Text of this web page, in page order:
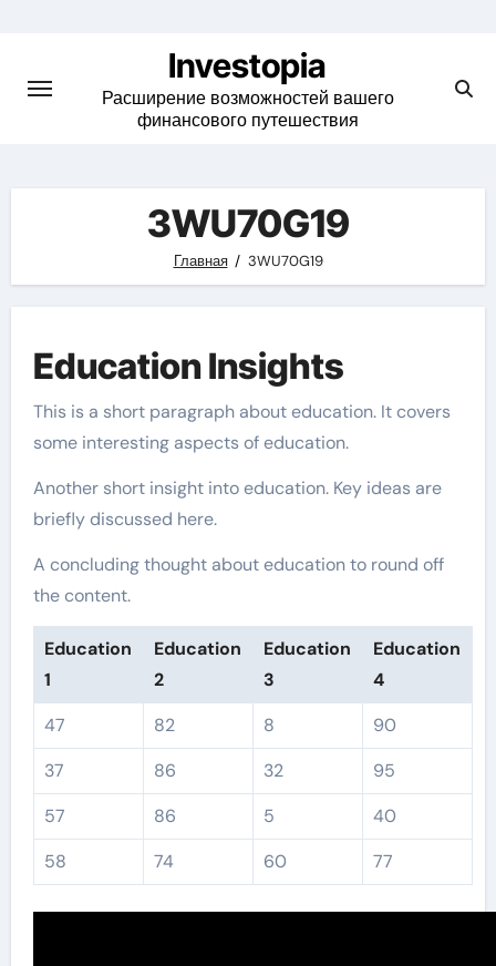
content
Investopia
Расширение возможностей вашего
финансового путешествия
3WU70G19
Главная 3WU70G19
Education Insights
This is a short paragraph about education. It covers
some interesting aspects of education.
Another short insight into education. Key ideas are
briefly discussed here.
A concluding thought about education to round off
the content.
Education
1
Education
2
Education
3
Education
4
47
82 8
90
37
86 32
95
57
86 5
40
58
74 60 77